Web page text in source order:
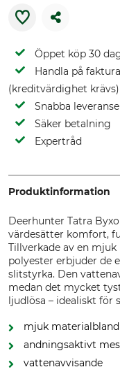
Öppet köp 30
Handla på faktura
(kreditvärdighet krävs)
Snabba
Säker betalning
Expertråd
Produktinformation
Deerhunter Tatra
värdesätter komfort,
Tillverkade av en
polyester erbjuder de
slitstyrka. Den
medan det mycket
ljudlösa – idealiskt för
mjuk
andningsaktivt
vattenavvisande